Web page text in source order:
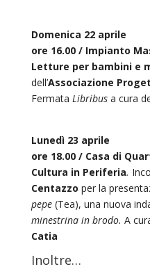
Domenica 22 aprile
ore 16.00 / Impianto
Letture per bambini e
dell’Associazione
Fermata Libribus a cura
Lunedì 23 aprile
ore 18.00 / Casa di
Cultura in Periferia.
Centazzo per la
pepe(Tea), una nuova
minestrina in brodo. A
Catia
Inoltre…